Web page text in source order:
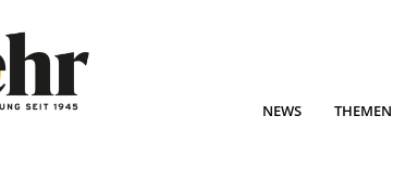
NEWS THEMEN